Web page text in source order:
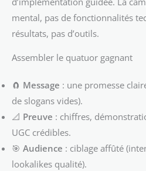
mental, pas de fonctionnalités
résultats, pas d’outils.
Assembler le quatuor gagnant
🧲 Message : une promesse
de slogans vides).
📐 Preuve : chiffres,
UGC crédibles.
🎯 Audience : ciblage affûté
lookalikes qualité).